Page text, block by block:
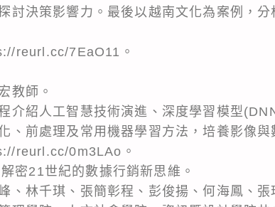
討決策影響力。最後以越南文化為案例，
reurl.cc/7EaO11。
教師。
介紹人工智慧技術演進、深度學習模型
、前處理及常用機器學習方法，培養影像
reurl.cc/0m3LAo。
密21世紀的數據行銷新思維。
、林千琪、張簡彰程、彭俊揚、何海鳳、